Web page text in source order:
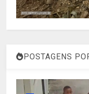
POSTAGENS